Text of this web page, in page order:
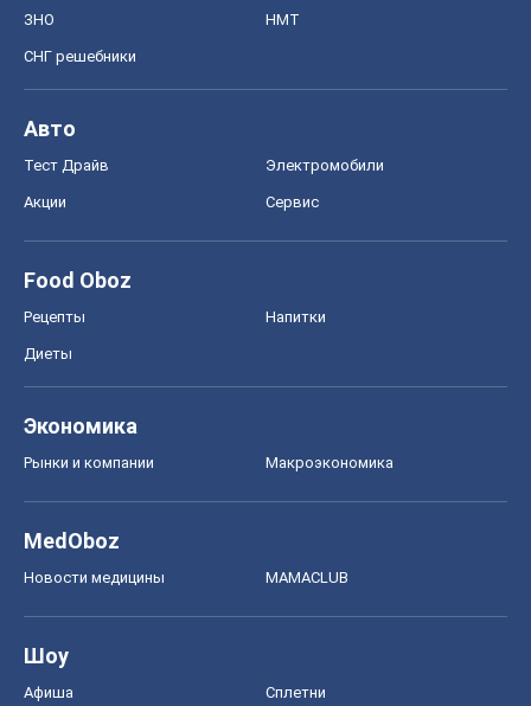
ЗНО НМТ
СНГ решебники
Авто
Тест Драйв Электромобили
Акции Сервис
Food Oboz
Рецепты Напитки
Диеты
Экономика
Рынки и компании Mакроэкономика
MedOboz
Новости медицины MAMACLUB
Шоу
Афиша Сплетни